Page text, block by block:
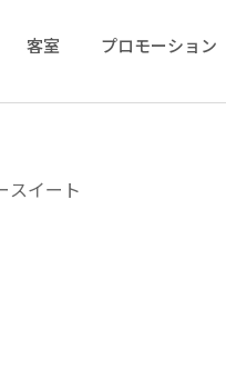
客室 プロモーション
スイート